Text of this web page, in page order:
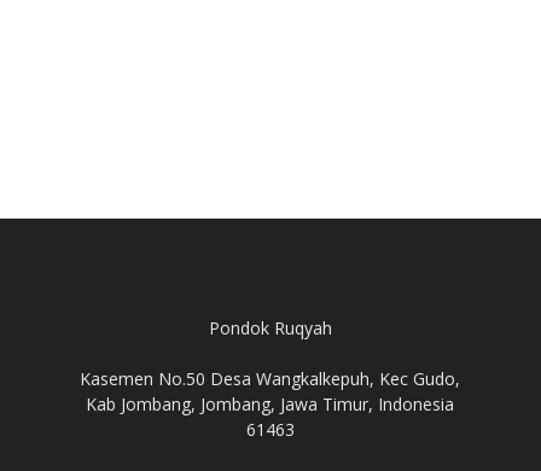
Pondok Ruqyah
Kasemen No.50 Desa Wangkalkepuh, Kec Gudo,
Kab Jombang, Jombang, Jawa Timur, Indonesia
61463